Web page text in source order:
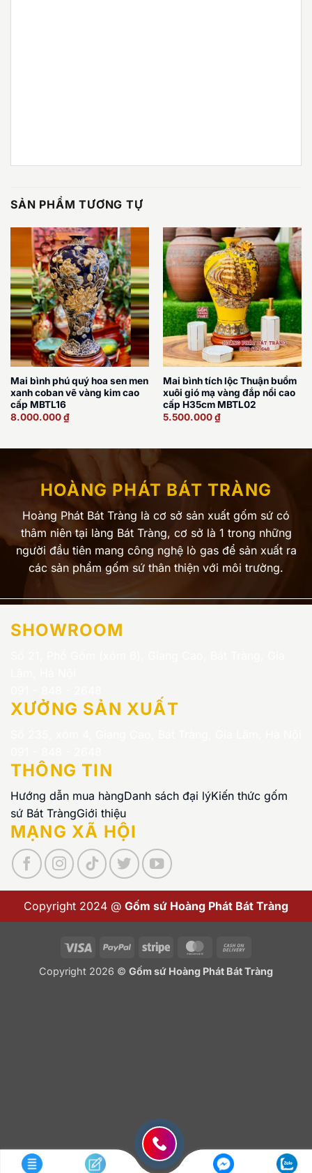
SẢN PHẨM TƯƠNG TỰ
Mai bình phú quý hoa sen men
xanh coban vẽ vàng kim cao
cấp MBTL16
8.000.000₫
Mai bình tích lộc Thuận buồm
xuôi gió mạ vàng đắp nổi cao
cấp H35cm MBTL02
5.500.000₫
HOÀNG PHÁT BÁT TRÀNG
Hoàng Phát Bát Tràng là cơ sở sản xuất gốm sứ có
thâm niên tại làng Bát Tràng, cơ sở là 1 trong những
người đầu tiên mang công nghệ lò gas để sản xuất ra
các sản phẩm gốm sứ thân thiện với môi trường.
SHOWROOM
XƯỞNG SẢN XUẤT
THÔNG TIN
Hướng dẫn mua hàngDanh sách đại lýKiến thức gốm
sứ Bát TràngGiới thiệu
MẠNG XÃ HỘI
Copyright 2024 @ Gốm sứ Hoàng Phát Bát Tràng
Visa PayPal Stripe MasterCard
Delivery
Copyright 2026 © Gốm sứ Hoàng Phát Bát Tràng